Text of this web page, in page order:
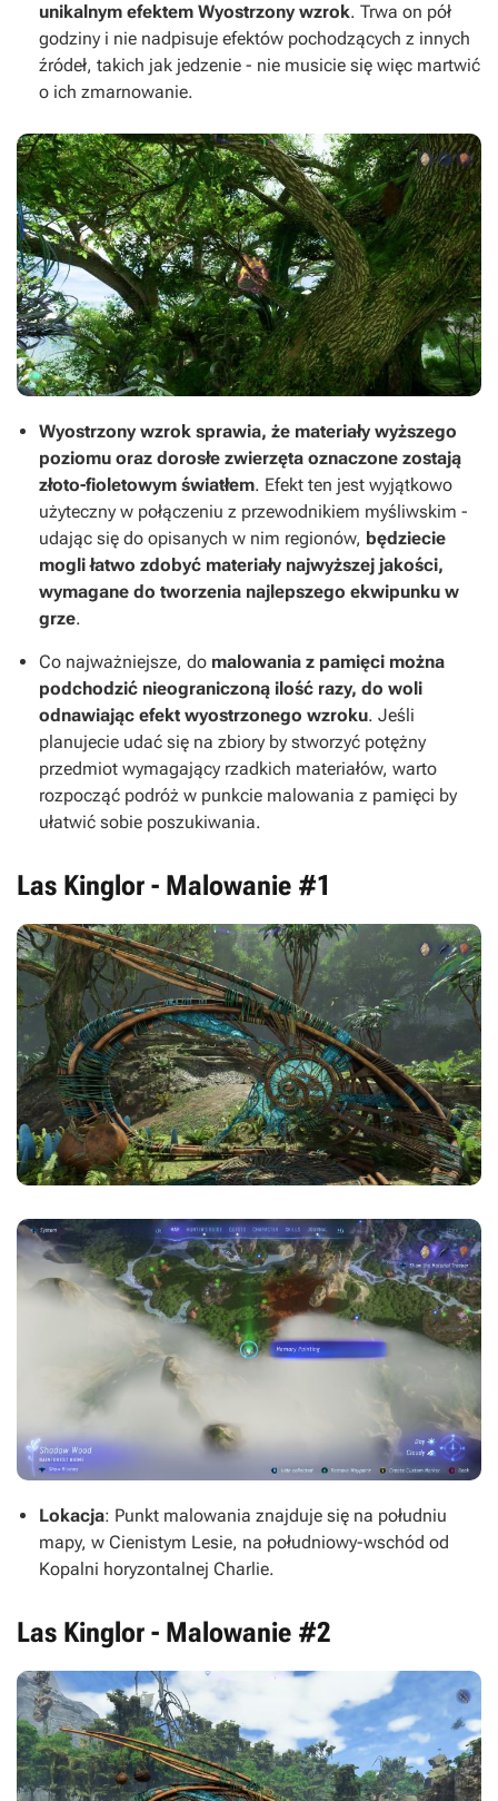
unikalnym efektem Wyostrzony wzrok. Trwa on pół
godziny i nie nadpisuje efektów pochodzących z innych
źródeł, takich jak jedzenie - nie musicie się więc martwić
o ich zmarnowanie.
Wyostrzony wzrok sprawia, że materiały wyższego
poziomu oraz dorosłe zwierzęta oznaczone zostają
złoto-fioletowym światłem. Efekt ten jest wyjątkowo
użyteczny w połączeniu z przewodnikiem myśliwskim -
udając się do opisanych w nim regionów, będziecie
mogli łatwo zdobyć materiały najwyższej jakości,
wymagane do tworzenia najlepszego ekwipunku w
grze.
Co najważniejsze, do malowania z pamięci można
podchodzić nieograniczoną ilość razy, do woli
odnawiając efekt wyostrzonego wzroku. Jeśli
planujecie udać się na zbiory by stworzyć potężny
przedmiot wymagający rzadkich materiałów, warto
rozpocząć podróż w punkcie malowania z pamięci by
ułatwić sobie poszukiwania.
Las Kinglor - Malowanie #1
Lokacja: Punkt malowania znajduje się na południu
mapy, w Cienistym Lesie, na południowy-wschód od
Kopalni horyzontalnej Charlie.
Las Kinglor - Malowanie #2